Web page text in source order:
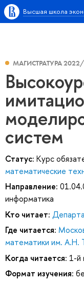
Высшая школа
МАГИСТРАТУРА
систем
Статус: Курс
математические
Направление:
информатика
Кто читает:
Где читается:
математики им. А.Н.
Когда читается: 1-й
Формат изучения: